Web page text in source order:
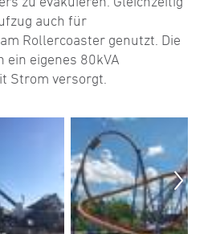
auch für
Rollercoaster genutzt. Die
ein eigenes 80kVA
Strom versorgt.